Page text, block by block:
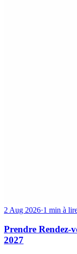
2 Aug 2026·1 min à
Prendre Rendez-
2027